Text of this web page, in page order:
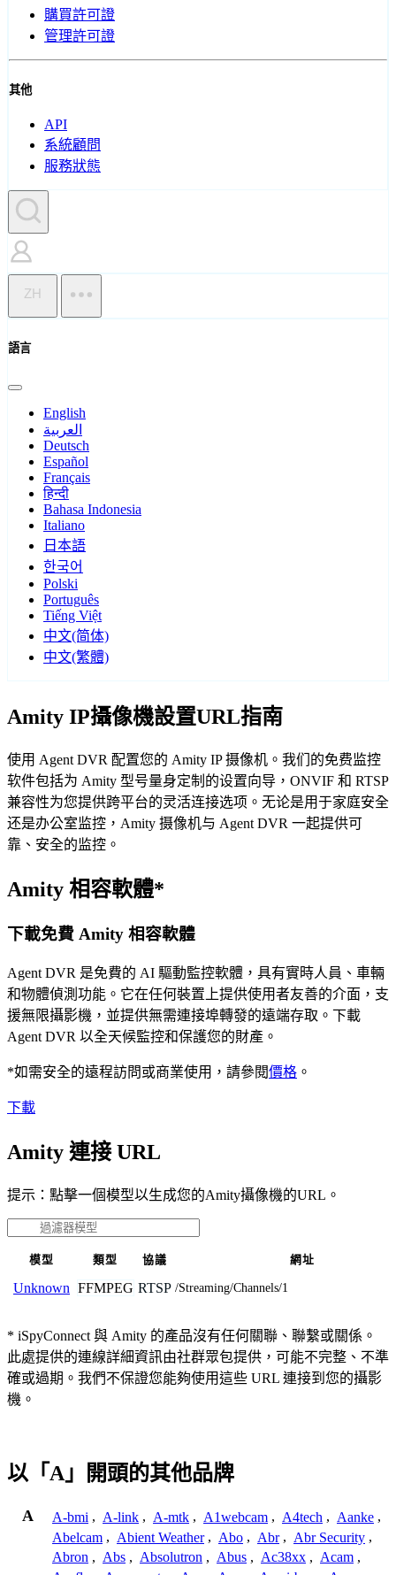
購買許可證
管理許可證
其他
API
系統顧問
服務狀態
ZH
語言
English
العربية
Deutsch
Español
Français
हिन्दी
Bahasa Indonesia
Italiano
日本語
한국어
Polski
Português
Tiếng Việt
中文(简体)
中文(繁體)
Amity IP攝像機設置URL指南
使用 Agent DVR 配置您的 Amity IP 摄像机。我们的免费监控
软件包括为 Amity 型号量身定制的设置向导，ONVIF 和 RTSP
兼容性为您提供跨平台的灵活连接选项。无论是用于家庭安全
还是办公室监控，Amity 摄像机与 Agent DVR 一起提供可
靠、安全的监控。
Amity 相容軟體*
下載免費 Amity 相容軟體
Agent DVR 是免費的 AI 驅動監控軟體，具有實時人員、車輛
和物體偵測功能。它在任何裝置上提供使用者友善的介面，支
援無限攝影機，並提供無需連接埠轉發的遠端存取。下載
Agent DVR 以全天候監控和保護您的財產。
*如需安全的遠程訪問或商業使用，請參閱價格 。
下載
Amity 連接 URL
提示：點擊一個模型以生成您的Amity攝像機的URL。
模型 類型 協議 網址
Unknown FFMPEG RTSP /Streaming/Channels/1
* iSpyConnect 與 Amity 的產品沒有任何關聯、聯繫或關係。
此處提供的連線詳細資訊由社群眾包提供，可能不完整、不準
確或過期。我們不保證您能夠使用這些 URL 連接到您的攝影
機。
以「A」開頭的其他品牌
A A-bmi , A-link , A-mtk , A1webcam , A4tech , Aanke ,
Abelcam , Abient Weather , Abo , Abr , Abr Security ,
Abron , Abs , Absolutron , Abus , Ac38xx , Acam ,